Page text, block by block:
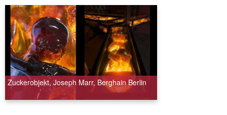
Zuckerobjekt, Joseph Marr, Berghain Berlin